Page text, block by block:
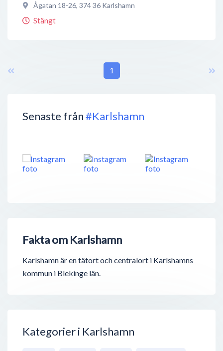
Senaste från#Karlshamn
Fakta om Karlshamn
Karlshamn är en tätort och centralort i Karlshamns
kommun i Blekinge län.
Kategorier i Karlshamn
Ågatan 18-26, 374 36 Karlshamn
Stängt
1